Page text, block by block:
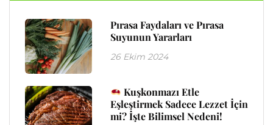
Pırasa Faydaları ve Pırasa
Suyunun Yararları
26 Ekim 2024
Kuşkonmazı Etle
Eşleştirmek Sadece Lezzet İçin
mi? İşte Bilimsel Nedeni!